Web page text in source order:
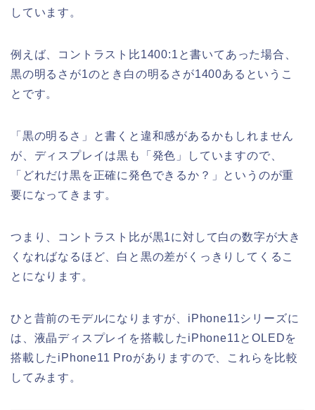
しています。
例えば、コントラスト比1400:1と書いてあった場合、
黒の明るさが1のとき白の明るさが1400あるというこ
とです。
「黒の明るさ」と書くと違和感があるかもしれません
が、ディスプレイは黒も「発色」していますので、
「どれだけ黒を正確に発色できるか？」というのが重
要になってきます。
つまり、コントラスト比が黒1に対して白の数字が大き
くなればなるほど、白と黒の差がくっきりしてくるこ
とになります。
ひと昔前のモデルになりますが、iPhone11シリーズに
は、液晶ディスプレイを搭載したiPhone11とOLEDを
搭載したiPhone11 Proがありますので、これらを比較
してみます。